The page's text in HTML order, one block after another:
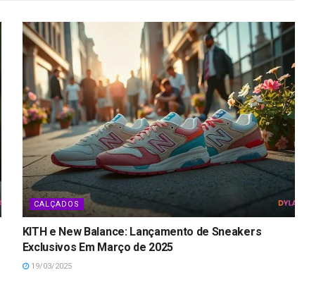
CALÇADOS
KITH e New Balance: Lançamento de Sneakers
Exclusivos Em Março de 2025
19/03/2025